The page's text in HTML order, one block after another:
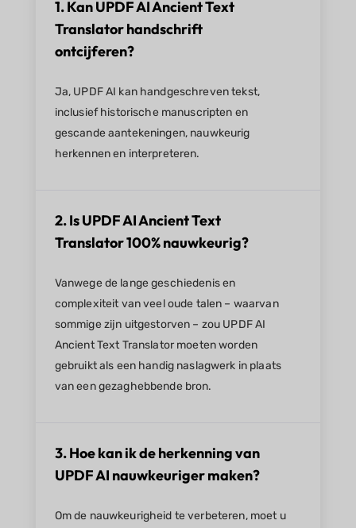
1. Kan UPDF AI Ancient Text
Translator handschrift
ontcijferen?
Ja, UPDF AI kan handgeschreven tekst,
inclusief historische manuscripten en
gescande aantekeningen, nauwkeurig
herkennen en interpreteren.
2. Is UPDF AI Ancient Text
Translator 100% nauwkeurig?
Vanwege de lange geschiedenis en
complexiteit van veel oude talen – waarvan
sommige zijn uitgestorven – zou UPDF AI
Ancient Text Translator moeten worden
gebruikt als een handig naslagwerk in plaats
van een gezaghebbende bron.
3. Hoe kan ik de herkenning van
UPDF AI nauwkeuriger maken?
Om de nauwkeurigheid te verbeteren, moet u